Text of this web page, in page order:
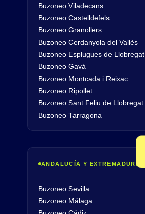
Buzoneo Viladecans
Buzoneo Castelldefels
Buzoneo Granollers
Buzoneo Cerdanyola del Vallès
Buzoneo Esplugues de Llobregat
Buzoneo Gavà
Buzoneo Montcada i Reixac
Buzoneo Ripollet
Buzoneo Sant Feliu de Llobregat
Buzoneo Tarragona
ANDALUCÍA Y EXTREMADURA
Buzoneo Sevilla
Buzoneo Málaga